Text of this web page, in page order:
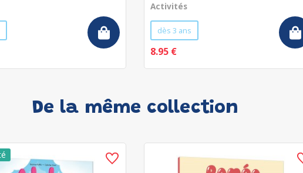
Activités
dès 3 ans
8.95 €
De la même collection